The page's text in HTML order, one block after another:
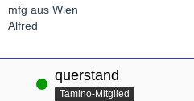
mfg aus Wien
Alfred
Online querstand
Tamino-Mitglied